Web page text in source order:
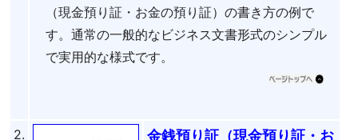
（現金預り証・お金の預り証）の書き方の例で
す。通常の一般的なビジネス文書形式のシンプル
で実用的な様式です。
2.
金銭預り証（現金預り証・お